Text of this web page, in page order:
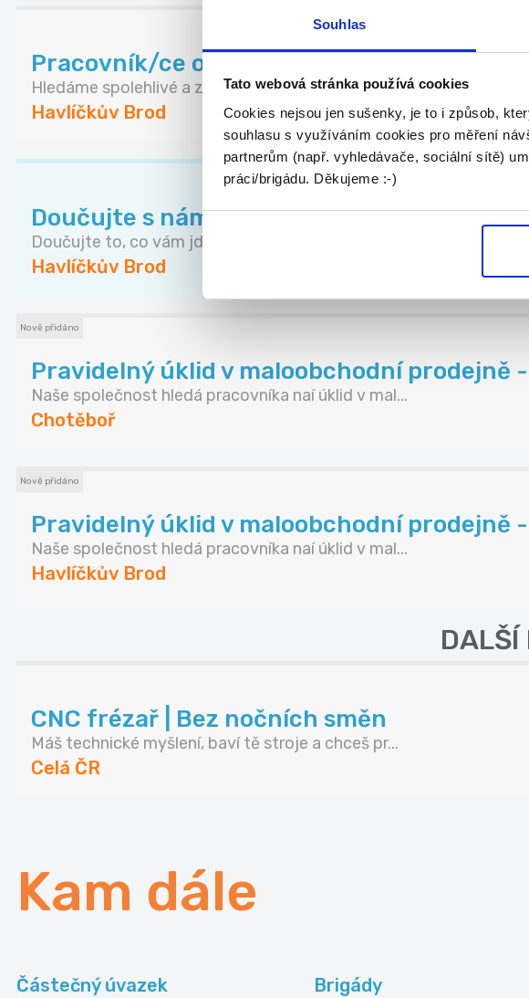
Souhlas
Tato webová stránka používá cookies
Cookies nejsou jen sušenky, je to i způsob,
souhlasu s využíváním cookies pro měření
partnerům (např. vyhledávače, sociální sítě)
práci/brigádu. Děkujeme :-)
Pracovník/ce ostrahy marketů
Hledáme spolehlivé a zodpovědné pracovníky/ce os...
Havlíčkův Brod
Doučujte s námi až za 350 Kč / 45 min
Doučujte to, co vám jde. V čase, který vám vyhov...
Havlíčkův Brod
Nově přidáno
Pravidelný úklid v maloobchodní prodejně
Naše společnost hledá pracovníka naí úklid v mal...
Chotěboř
Nově přidáno
Pravidelný úklid v maloobchodní prodejně
Naše společnost hledá pracovníka naí úklid v mal...
Havlíčkův Brod
DALŠÍ
CNC frézař | Bez nočních směn
Máš technické myšlení, baví tě stroje a chceš pr...
Celá ČR
Kam dále
Částečný úvazek
Brigády